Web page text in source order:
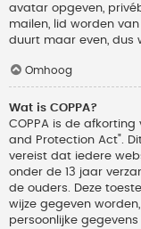
avatar opgeven,
mailen, lid worden
duurt maar even, dus
Omhoog
Wat is COPPA?
COPPA is de afkorting
and Protection Act".
vereist dat iedere
onder de 13 jaar
de ouders. Deze
wijze gegeven
persoonlijke